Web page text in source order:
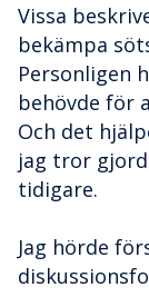
Vissa
bekämpa
Personligen
behövde för
Och det
jag tror
tidigare.
Jag hörde